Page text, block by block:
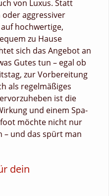
von Luxus. Statt
aggressiver
hochwertige,
zu Hause
sich das Angebot an
Gutes tun – egal ob
zur Vorbereitung
als regelmäßiges
ist die
und einem Spa-
möchte nicht nur
– und das spürt man
dein